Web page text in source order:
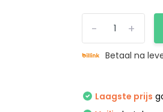
+
-
Betaal na
Laagste prijs